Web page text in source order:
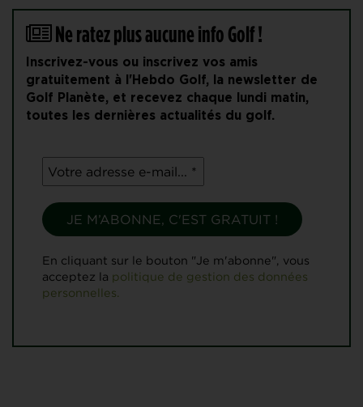
Ne ratez plus aucune info Golf !
Inscrivez-vous ou inscrivez vos amis
gratuitement à l'Hebdo Golf, la newsletter de
Golf Planète, et recevez chaque lundi matin,
toutes les dernières actualités du golf.
En cliquant sur le bouton "Je m'abonne", vous
acceptez la politique de gestion des données
personnelles.